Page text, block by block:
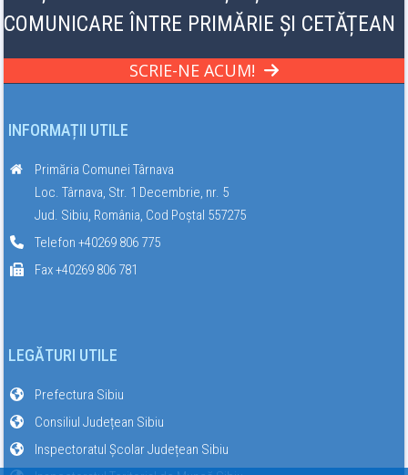
COMUNICARE ÎNTRE PRIMĂRIE ȘI CETĂȚEAN
SCRIE-NE ACUM!
INFORMAȚII UTILE
Primăria Comunei Târnava
Loc. Târnava, Str. 1 Decembrie, nr. 5
Jud. Sibiu, România, Cod Poștal 557275
Telefon +40269 806 775
Fax +40269 806 781
LEGĂTURI UTILE
Prefectura Sibiu
Consiliul Județean Sibiu
Inspectoratul Școlar Județean Sibiu